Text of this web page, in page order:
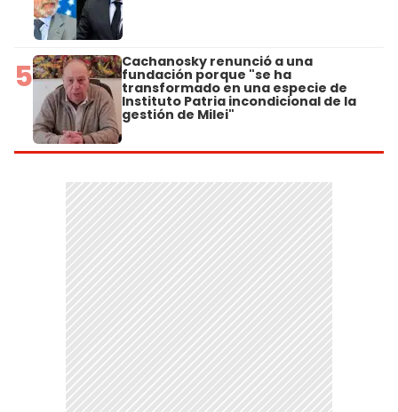
5 Cachanosky renunció a una
fundación porque "se ha
transformado en una especie de
Instituto Patria incondicional de la
gestión de Milei"